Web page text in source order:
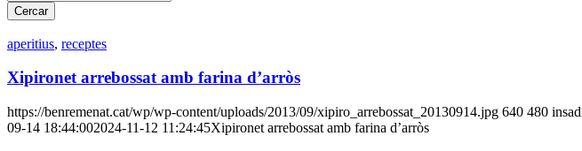
aperitius, receptes
Xipironet arrebossat amb farina d’arròs
https://benremenat.cat/wp/wp-content/uploads/2013/09/xipiro_arrebossat_20130914.jpg 640 480
09-14 18:44:002024-11-12 11:24:45Xipironet arrebossat amb farina d’arròs